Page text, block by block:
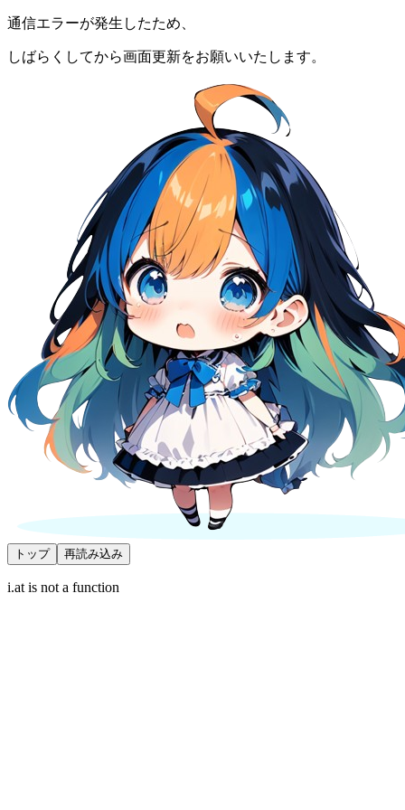
通信エラーが発生したため、
しばらくしてから画面更新をお願いいたします。
トップ 再読み込み
i.at is not a function